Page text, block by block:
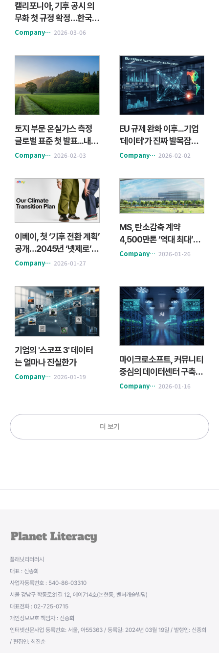
캘리포니아, 기후 공시 의
무화 첫 규정 확정…한국
기업도 영향권
Company&Action 2026-03-06
토지 부문 온실가스 측정
글로벌 표준 첫 발표...내년
1월 시행 Company&Action 2026-02-03
EU 규제 완화 이후...기업
'데이터'가 진짜 발목잡는
다
Company&Action 2026-02-02
이베이, 첫 ‘기후 전환 계획’
공개…2045년 ‘넷제로’
로드맵 제시
Company&Action 2026-01-27
MS, 탄소감축 계약
4,500만톤 ‘역대 최대’의
의미
Company&Action 2026-01-26
기업의 '스코프 3' 데이터
는 얼마나 진실한가
Company&Action 2026-01-19
마이크로소프트, 커뮤니티
중심의 데이터센터 구축한
다
Company&Action 2026-01-16
더 보기
플래닛리터러시
대표 : 신종희
사업자등록번호 : 540-86-03310
서울 강남구 학동로31길 12, 에이714호(논현동, 벤처캐슬빌딩)
대표전화 : 02-725-0715
개인정보보호 책임자 : 신종희
인터넷신문사업 등록번호: 서울, 아55363 / 등록일: 2024년 03월 19일 / 발행인: 신종희
/ 편집인: 최진순